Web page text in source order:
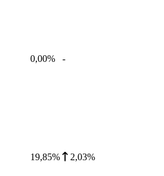
0,00% -
19,85% 2,03%